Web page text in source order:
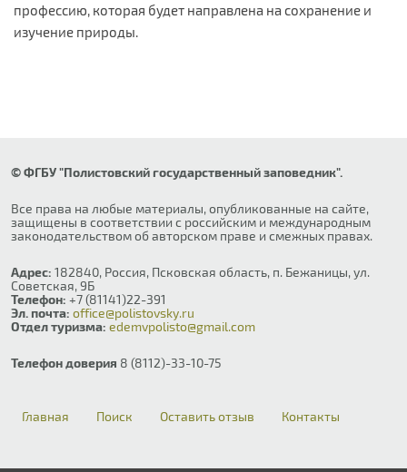
профессию, которая будет направлена на сохранение и
изучение природы.
© ФГБУ "Полистовский государственный заповедник".
Все права на любые материалы, опубликованные на сайте,
защищены в соответствии с российским и международным
законодательством об авторском праве и смежных правах.
Адрес: 182840, Россия, Псковская область, п. Бежаницы, ул.
Советская, 9Б
Телефон: +7 (81141)22-391
Эл. почта: office@polistovsky.ru
Отдел туризма: edemvpolisto@gmail.com
Телефон доверия 8 (8112)-33-10-75
Главная Поиск Оставить отзыв Контакты